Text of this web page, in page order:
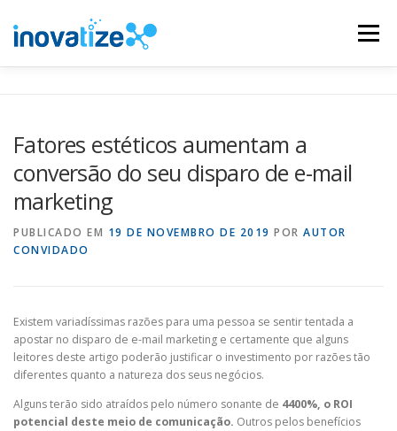
para
Menu
MATERIAIS EDUCATIVOS CONTATO
Fatores estéticos aumentam a
conversão do seu disparo de e-mail
marketing
PUBLICADO EM 19 DE NOVEMBRO DE 2019 POR AUTOR
CONVIDADO
Existem variadíssimas razões para uma pessoa se sentir tentada a
apostar no disparo de e-mail marketing e certamente que alguns
leitores deste artigo poderão justificar o investimento por razões tão
diferentes quanto a natureza dos seus negócios.
Alguns terão sido atraídos pelo número sonante de 4400%, o ROI
potencial deste meio de comunicação. Outros pelos benefícios